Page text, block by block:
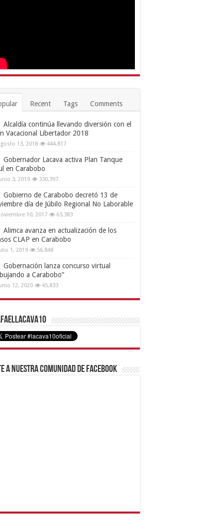
Recent Tags Comments
Alcaldía continúa llevando diversión con el
Vacacional Libertador 2018
13, 2018 444,817
Gobernador Lacava activa Plan Tanque
en Carabobo
3, 2019 330,397
Gobierno de Carabobo decretó 13 de
día de Júbilo Regional No Laborable
10, 2017 63,383
Alimca avanza en actualización de los
CLAP en Carabobo
1, 2019 56,848
Gobernación lanza concurso virtual
a Carabobo”
12, 2020 45,833
a nuestra comunidad de Facebook